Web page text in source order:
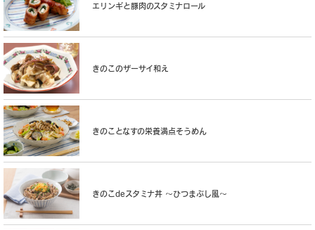
エリンギと豚肉のスタミナロール
きのこのザーサイ和え
きのことなすの栄養満点そうめん
きのこdeスタミナ丼 〜ひつまぶし風〜